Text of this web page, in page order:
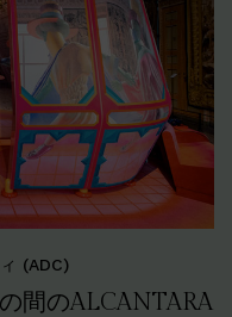
(ADC)
間のALCANTARA